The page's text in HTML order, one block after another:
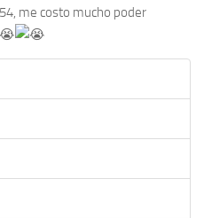
me costo mucho poder